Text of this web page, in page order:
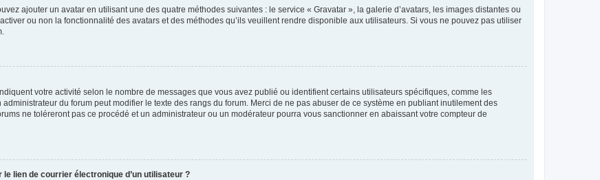
ajouter un avatar en utilisant une des quatre méthodes suivantes : le service « Gravatar », la galerie d’avatars, les images distantes ou
ou non la fonctionnalité des avatars et des méthodes qu’ils veuillent rendre disponible aux utilisateurs. Si vous ne pouvez pas utiliser
votre activité selon le nombre de messages que vous avez publié ou identifient certains utilisateurs spécifiques, comme les
du forum peut modifier le texte des rangs du forum. Merci de ne pas abuser de ce système en publiant inutilement des
ne toléreront pas ce procédé et un administrateur ou un modérateur pourra vous sanctionner en abaissant votre compteur de
lien de courrier électronique d’un utilisateur ?